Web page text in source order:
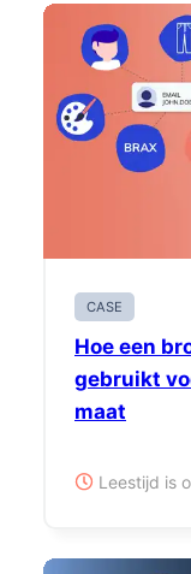
CASE
Hoe een
gebruikt
maat
Leestijd is